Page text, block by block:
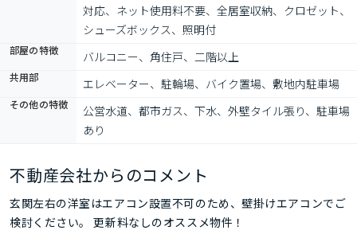
対応、ネット使用料不要、全居室収納、クロゼット、
シューズボックス、照明付
部屋の特徴 バルコニー、角住戸、二階以上
共用部 エレベーター、駐輪場、バイク置場、敷地内駐車場
その他の特徴
公営水道、都市ガス、下水、外壁タイル張り、駐車場
あり
不動産会社からのコメント
玄関左右の洋室はエアコン設置不可のため、壁掛けエアコンでご
検討ください。 更新料なしのオススメ物件！